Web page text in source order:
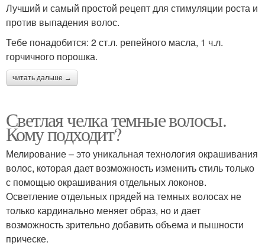
Лучший и самый простой рецепт для стимуляции роста и
против выпадения волос.
Тебе понадобится: 2 ст.л. репейного масла, 1 ч.л.
горчичного порошка.
читать дальше →
Светлая челка темные волосы.
Кому подходит?
Мелирование – это уникальная технология окрашивания
волос, которая дает возможность изменить стиль только
с помощью окрашивания отдельных локонов.
Осветление отдельных прядей на темных волосах не
только кардинально меняет образ, но и дает
возможность зрительно добавить объема и пышности
прическе.